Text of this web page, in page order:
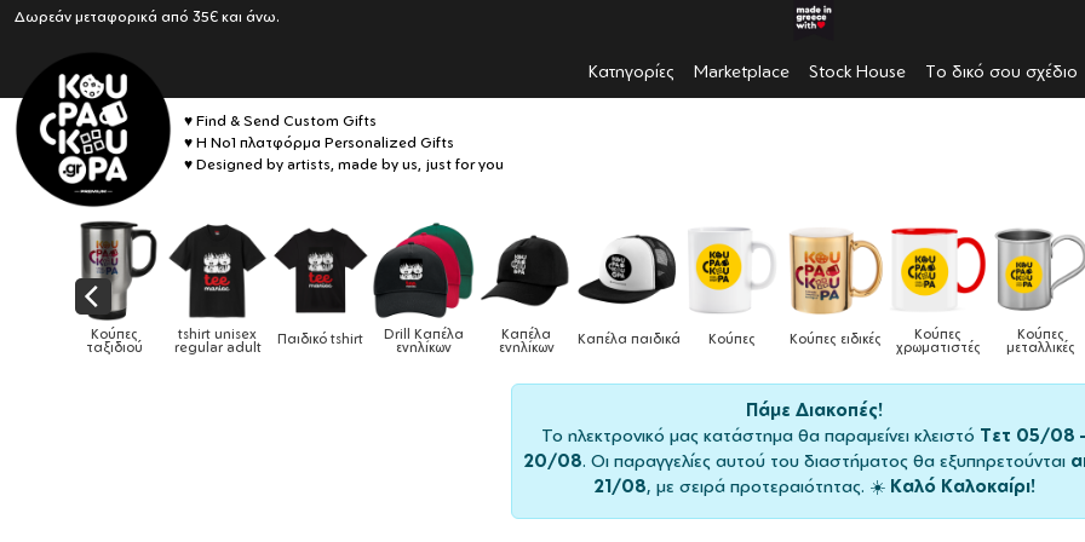
Δωρεάν μεταφορικά από 35€ και άνω.
Κατηγορίες Marketplace Stock House Το δικό σου σχέδιο
♥ Find & Send Custom Gifts
♥ Η No1 πλατφόρμα Personalized Gifts
♥ Designed by artists, made by us, just for you
Κούπες
ταξιδιού
tshirt unisex
regular adult Παιδικό tshirt Drill Καπέλα
ενηλίκων
Καπέλα
ενηλίκων Καπέλα παιδικά Κούπες Κούπες ειδικές Κούπες
χρωματιστές
Κούπες
μεταλλικές
Πάμε Διακοπές!
Το ηλεκτρονικό μας κατάστημα θα παραμείνει κλειστό Τετ 05/08
20/08. Οι παραγγελίες αυτού του διαστήματος θα εξυπηρετούνται
21/08, με σειρά προτεραιότητας. ☀️ Καλό Καλοκαίρι!